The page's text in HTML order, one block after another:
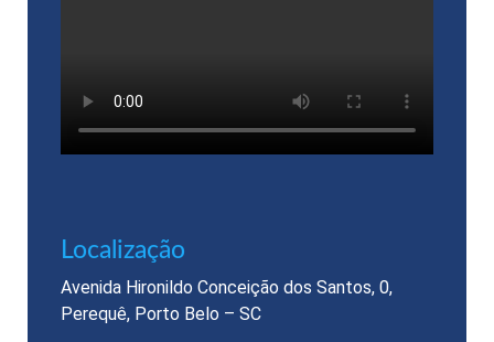
Localização​
Avenida Hironildo Conceição dos Santos, 0,
Perequê, Porto Belo – SC